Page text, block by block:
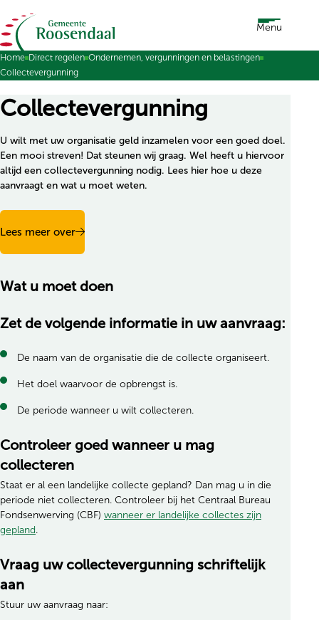
Ga naar de inhoud Menu
Home Direct regelen Ondernemen, vergunningen en belastingen
Collectevergunning
Collectevergunning
U wilt met uw organisatie geld inzamelen voor een goed doel.
Een mooi streven! Dat steunen wij graag. Wel heeft u hiervoor
altijd een collectevergunning nodig. Lees hier hoe u deze
aanvraagt en wat u moet weten.
Lees meer over
Wat u moet doen
Zet de volgende informatie in uw aanvraag:
De naam van de organisatie die de collecte organiseert.
Het doel waarvoor de opbrengst is.
De periode wanneer u wilt collecteren.
Controleer goed wanneer u mag
collecteren
Staat er al een landelijke collecte gepland? Dan mag u in die
periode niet collecteren. Controleer bij het Centraal Bureau
Fondsenwerving (CBF) wanneer er landelijke collectes zijn
gepland
Vraag uw collectevergunning schriftelijk
aan
Stuur uw aanvraag naar: